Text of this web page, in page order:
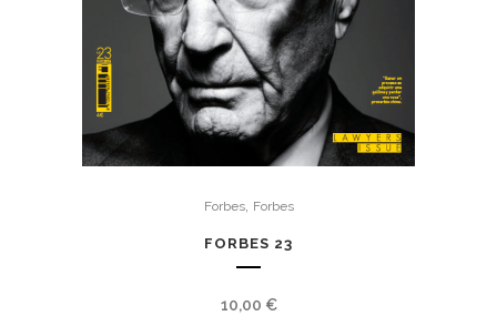
Forbes, Forbes
FORBES 23
10,00 €